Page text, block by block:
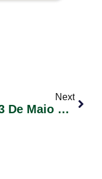
Next
Dia 13 De Maio É Dia De Mobilização Pela Saúde